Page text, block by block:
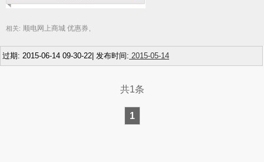
相关: 顺电网上商城 优惠券
过期: 2015-06-14 09-30-22| 发布时间: 2015-05-14
共1条
1